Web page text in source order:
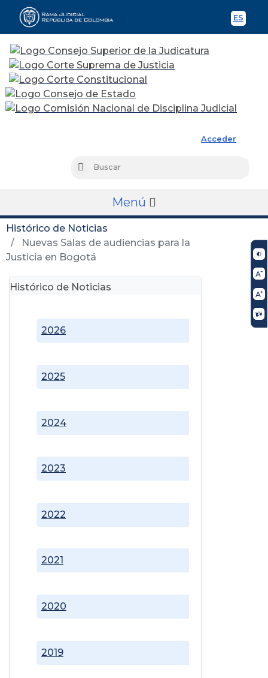
ES
Acceder
Buscar
Menú
Histórico de Noticias
Nuevas Salas de audiencias para la
Justicia en Bogotá
Histórico de Noticias
2019
2020
2021
2022
2023
2024
2025
2026